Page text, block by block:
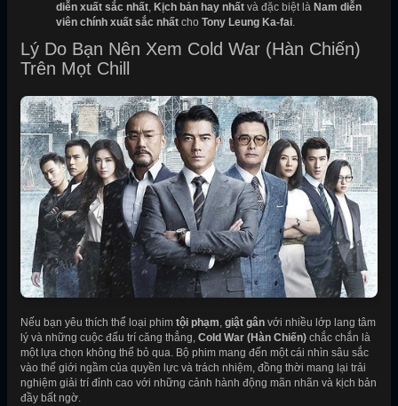
diễn xuất sắc nhất, Kịch bản hay nhất và đặc biệt là Nam diễn
viên chính xuất sắc nhất cho Tony Leung Ka-fai.
Lý Do Bạn Nên Xem Cold War (Hàn Chiến)
Trên Mọt Chill
Nếu bạn yêu thích thể loại phim tội phạm, giật gân với nhiều lớp lang tâm
lý và những cuộc đấu trí căng thẳng, Cold War (Hàn Chiến) chắc chắn là
một lựa chọn không thể bỏ qua. Bộ phim mang đến một cái nhìn sâu sắc
vào thế giới ngầm của quyền lực và trách nhiệm, đồng thời mang lại trải
nghiệm giải trí đỉnh cao với những cảnh hành động mãn nhãn và kịch bản
đầy bất ngờ.